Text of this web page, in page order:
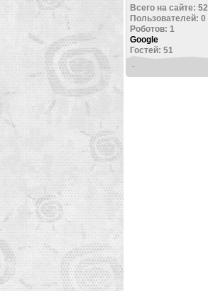
Всего на сайте: 52
Пользователей: 0
Роботов: 1
Google
Гостей: 51
-